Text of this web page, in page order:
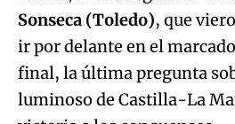
luminoso de Castilla-La
victoria a los conquenses.
Pero no se van con las
este año, el programa ha